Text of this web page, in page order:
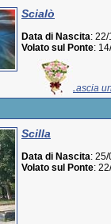
Scialò
Data di Nascita:
Volato sul Ponte:
Lascia
Scilla
Data di Nascita:
Volato sul Ponte: